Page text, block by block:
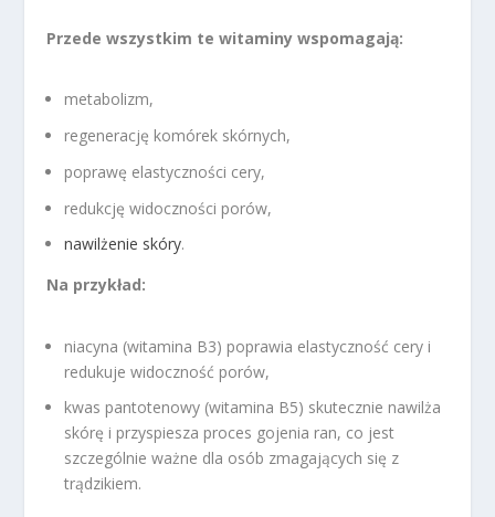
Przede wszystkim te witaminy wspomagają:
metabolizm,
regenerację komórek skórnych,
poprawę elastyczności cery,
redukcję widoczności porów,
nawilżenie skóry.
Na przykład:
niacyna (witamina B3) poprawia elastyczność cery i
redukuje widoczność porów,
kwas pantotenowy (witamina B5) skutecznie nawilża
skórę i przyspiesza proces gojenia ran, co jest
szczególnie ważne dla osób zmagających się z
trądzikiem.